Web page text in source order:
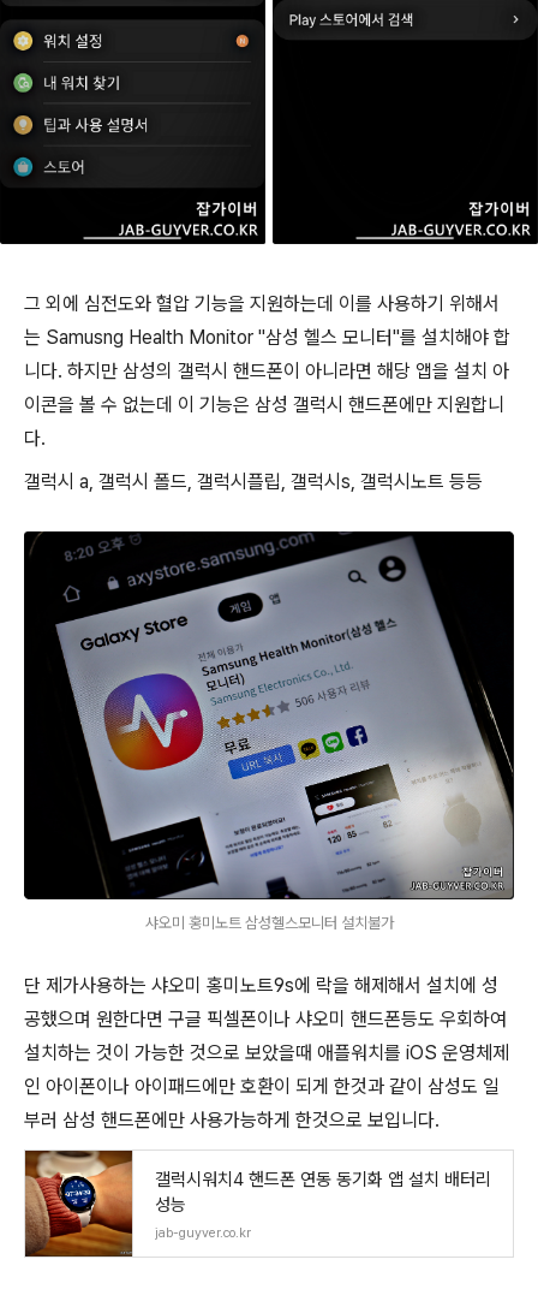
그 외에 심전도와 혈압 기능을 지원하는데 이를 사용하기 위해서
는 Samusng Health Monitor "삼성 헬스 모니터"를 설치해야 합
니다. 하지만 삼성의 갤럭시 핸드폰이 아니라면 해당 앱을 설치 아
이콘을 볼 수 없는데 이 기능은 삼성 갤럭시 핸드폰에만 지원합니
다.
갤럭시 a, 갤럭시 폴드, 갤럭시플립, 갤럭시s, 갤럭시노트 등등
샤오미 홍미노트 삼성헬스모니터 설치불가
단 제가사용하는 샤오미 홍미노트9s에 락을 해제해서 설치에 성
공했으며 원한다면 구글 픽셀폰이나 샤오미 핸드폰등도 우회하여
설치하는 것이 가능한 것으로 보았을때 애플워치를 iOS 운영체제
인 아이폰이나 아이패드에만 호환이 되게 한것과 같이 삼성도 일
부러 삼성 핸드폰에만 사용가능하게 한것으로 보입니다.
갤럭시워치4 핸드폰 연동 동기화 앱 설치 배터리
성능
jab-guyver.co.kr